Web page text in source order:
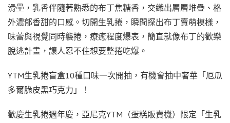
滑壘，乳香伴隨著熟悉的布丁焦糖香，交織出層層堆疊、格
外濃郁香甜的口感。切開生乳捲，瞬間探出布丁賣萌模樣，
味蕾與視覺同時襲捲，療癒程度爆表，簡直就像布丁的歡樂
脫逃計畫，讓人忍不住想要整捲吃爆。
YTM生乳捲盲盒10種口味一次開抽，有機會抽中奢華「厄瓜
多爾脆皮黑巧克力」！
歡慶生乳捲週年慶，亞尼克YTM（蛋糕販賣機）限定「生乳